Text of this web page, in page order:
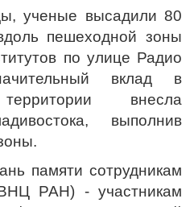
ученые высадили 80
пешеходной зоны
по улице Радио
вклад в
территории внесла
выполнив
памяти сотрудникам
РАН) - участникам